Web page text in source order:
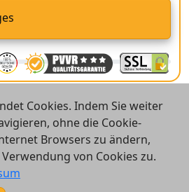
GmbH
Cookies. Indem Sie weiter
ohne die Cookie-
Browsers zu ändern,
von Cookies zu.